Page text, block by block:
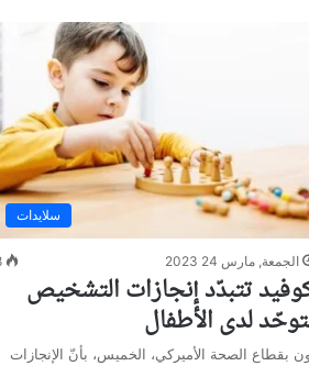
سلايدات
الجمعة, مارس 24 2023
تتبدّد إنجازات التشخيص
لدى الأطفال
بقطاع الصحة الأميركي، الخميس، بأنّ الإنجازات